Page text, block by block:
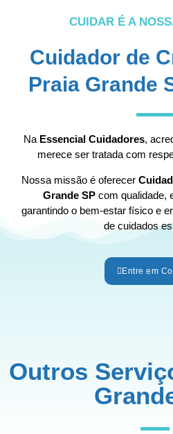
CUIDAR É A
Cuidador de
Praia Grande
Na Essencial Cuidadores,
merece ser tratada com
Nossa missão é oferecer
Grande SP com qualidade,
garantindo o bem-estar físico e
de cuidados
Entre em
Outros